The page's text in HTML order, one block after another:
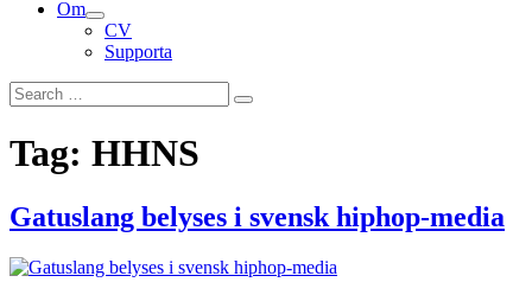
Om
expand
child
menu
CV
Supporta
Search
for:
Search
Tag: HHNS
Gatuslang belyses i svensk hiphop-media